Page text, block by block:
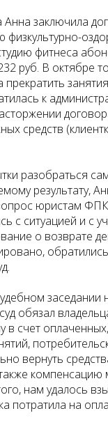
Анна заключила
физкультурно-
фитнеса
руб. В октябре
к
средств
разобраться
результату,
юристам
с ситуацией и с
о возврате
заседании
обязал
в счет
вернуть
компенсацию
нам удалось
потратила на